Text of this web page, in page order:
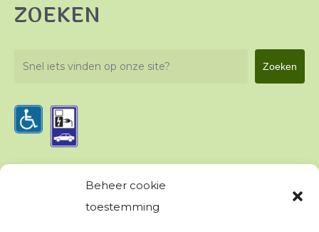
Beheer cookie
toestemming
ZOEKEN
Zoeken Zoeken
PRIVACY & VOORWAARDEN